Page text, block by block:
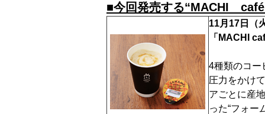
■今回発売する“MACHI
11月17日（
「MACHI
4種類のコ
圧力をかけ
アごとに産
った“フォー